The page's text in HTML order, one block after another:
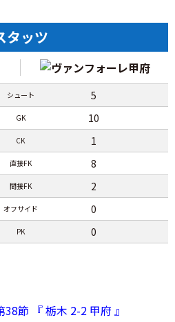
タッツ
シュート
5
GK
10
CK
1
直接FK
8
間接FK
2
オフサイド
0
PK 0
節 『 栃木 2-2 甲府 』